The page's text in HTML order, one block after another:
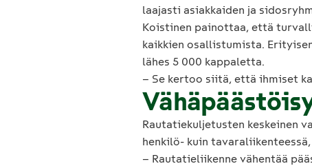
laajasti asiakkaiden ja
Koistinen painottaa, että
kaikkien osallistumista.
lähes 5 000 kappaletta.
– Se kertoo siitä, että ihmiset
Rautatiekuljetusten keskeinen
henkilö- kuin
– Rautatieliikenne vähentää